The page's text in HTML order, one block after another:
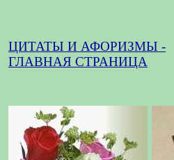
ЦИТАТЫ И АФОРИЗМЫ -
ГЛАВНАЯ СТРАНИЦА